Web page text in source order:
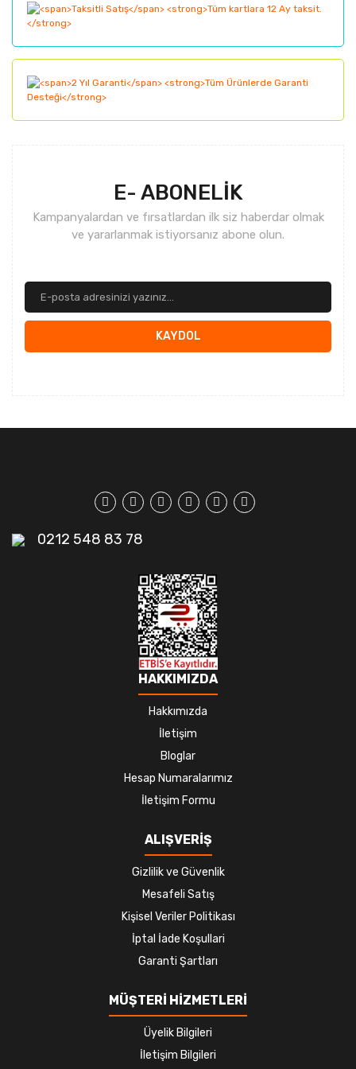
Bu ürüne benzer farklı alternatifler olmalı.
E- ABONELİK
Kampanyalardan ve fırsatlardan ilk siz haberdar olmak
ve yararlanmak istiyorsanız abone olun.
KAYDOL
0212 548 83 78
HAKKIMIZDA
Hakkımızda
İletişim
Bloglar
Hesap Numaralarımız
İletişim Formu
ALIŞVERİŞ
Gizlilik ve Güvenlik
Mesafeli Satış
Kişisel Veriler Politikası
İptal İade Koşullari
Garanti Şartları
MÜŞTERİ HİZMETLERİ
Üyelik Bilgileri
İletişim Bilgileri